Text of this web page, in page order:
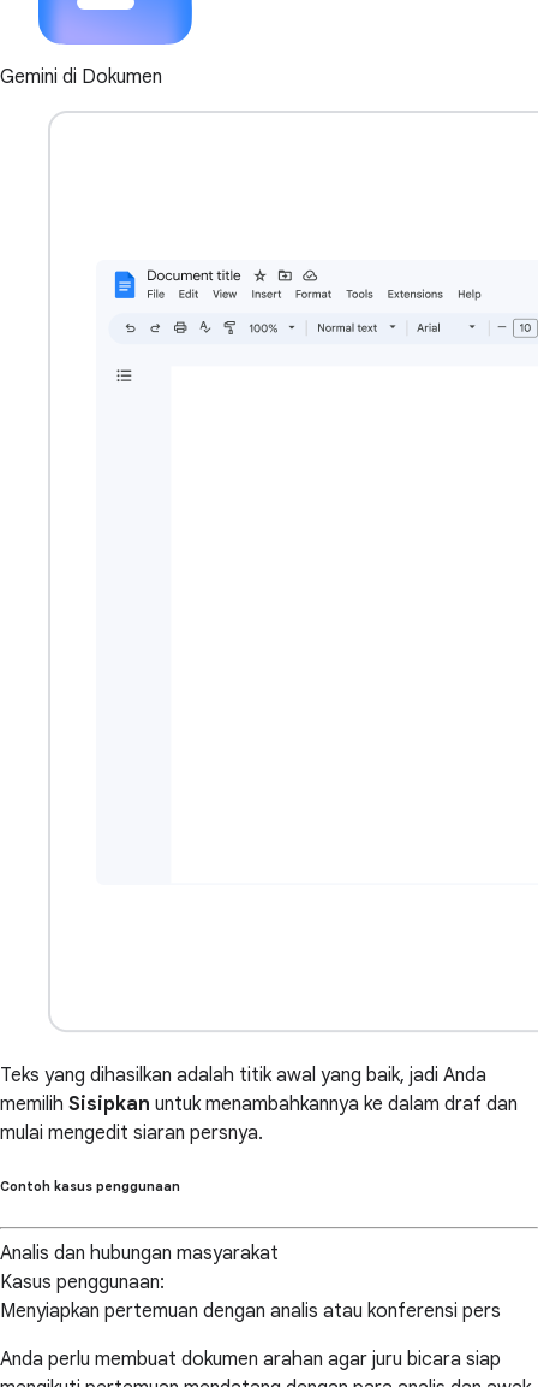
Gemini di Dokumen
Teks yang dihasilkan adalah titik awal yang baik, jadi Anda
memilih Sisipkan untuk menambahkannya ke dalam draf dan
mulai mengedit siaran persnya.
Contoh kasus penggunaan
Analis dan hubungan masyarakat
Kasus penggunaan:
Menyiapkan pertemuan dengan analis atau konferensi pers
Anda perlu membuat dokumen arahan agar juru bicara siap